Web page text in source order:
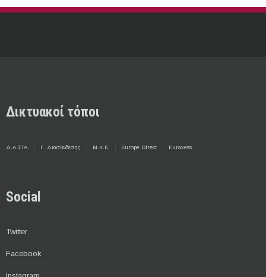
Δικτυακοί τόποι
Δ.Α.ΣΤΑ. Γ. Διασύνδεσης Μ.Κ.Ε. Europe Direct Euraxess
Social
Twitter
Facebook